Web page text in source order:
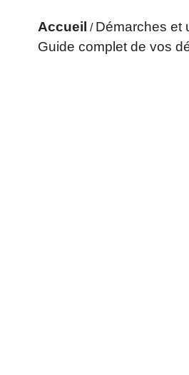
Accueil / Démarches et
Guide complet de vos